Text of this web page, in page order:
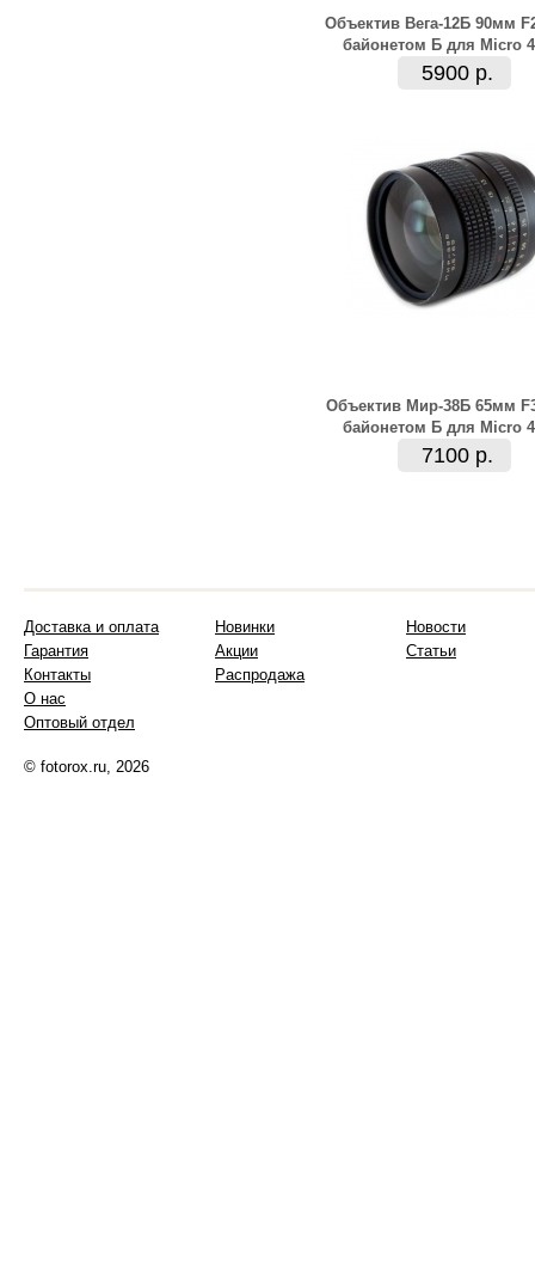
Объектив Вега-12Б 90мм
байонетом Б для Micro
5900 р.
Объектив Мир-38Б 65мм
байонетом Б для Micro
7100 р.
Доставка и оплата
Гарантия
Контакты
О нас
Оптовый отдел
Новинки
Акции
Распродажа
Новости
Статьи
© fotorox.ru, 2026